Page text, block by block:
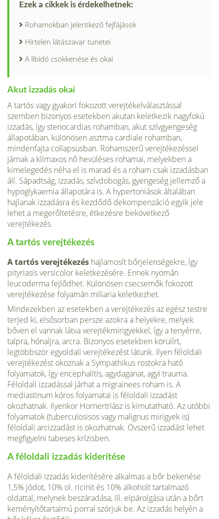
Ezek a cikkek is érdekelhetnek:
Rohamokban jelentkező fejfájások
Hirtelen látászavar tünetei
A libidó csökkenése és okai
Akut izzadás okai
A tartós vagy gyakori fokozott verejtékelválasztással
szemben bizonyos esetekben akutan keletkezik nagyfokú
izzadás, így stenocardias rohamban, akut szívgyengeség
állapotában, különösen asztma cardiale rohamban,
mindenfajta collapsusban. Rohamszerű verejtékezéssel
járnak a klimaxos nő hevüléses rohamai, melyekben a
kimelegedés néha el is marad és a roham csak izzadásban
áll. Sápadtság, izzadás, szívdobogás, gyengeség jellemző a
hypoglykaemia állapotára is. A hypertoniások általában
hajlanak izzadásra és kezdődő dekompenzáció egyik jele
lehet a megerőltetésre, étkezésre bekövetkező
verejtékezés.
A tartós verejtékezés
A tartós verejtékezés hajlamosít bőrjelenségekre, így
pityriasis versicolor keletkezésére. Ennek nyomán
leucoderma fejlődhet. Különösen csecsemők fokozott
verejtékezése folyamán miliaria keletkezhet.
Mindezekben az esetekben a verejtékezés az egész testre
terjed ki, elsősorban persze azokra a helyekre, melyek
bőven el vannak látva verejtékmirigyekkel, így a tenyérre,
talpra, hónaljra, arcra. Bizonyos esetekben körülírt,
legtöbbször egyoldali verejtékezést látunk. Ilyen féloldali
verejtékezést okoznak a Sympathikus rostokra ható
folyamatok, így encephalitis, agydaganat, agyi trauma.
Féloldali izzadással járhat a migrainees roham is. A
mediastinum kóros folyamatai is féloldali izzadást
okozhatnak. Ilyenkor Hornertriász is kimutatható. Az utóbbi
folyamatok (tuberculosisos vagy malignus mirigyek is)
féloldali arcizzadást is okozhatnak. Övszerű izzadást lehet
megfigyelni tabeses krízisben.
A féloldali izzadás kiderítése
A féloldali izzadás kiderítésére alkalmas a bőr bekenése
1,5% jódot, 10% ol. ricinit és 10% alkoholt tartalmazó
oldattal, melynek beszáradása, ill. elpárolgása után a bőrt
keményítőtartalmú porral szórjuk be. Az izzadás helyén a